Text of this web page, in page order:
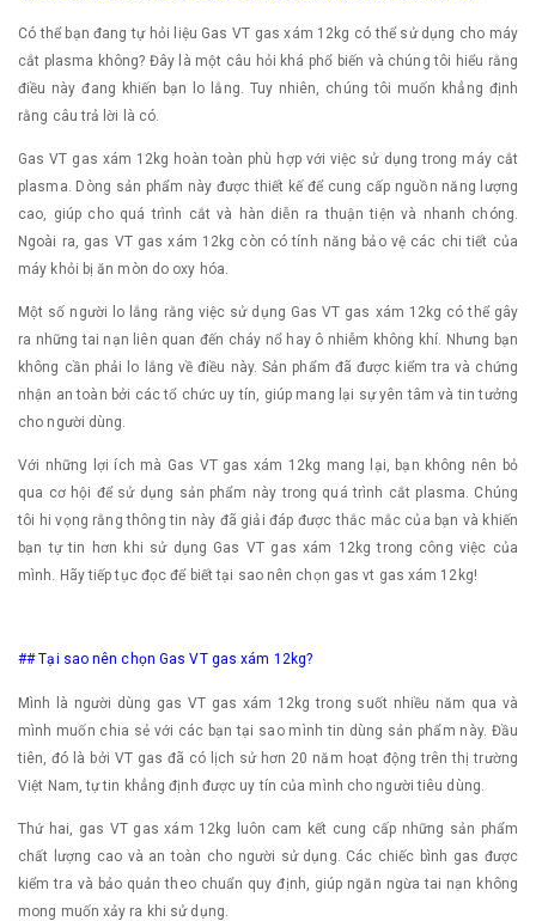
Có thể bạn đang tự hỏi liệu Gas VT gas xám 12kg có thể sử dụng cho máy
cắt plasma không? Đây là một câu hỏi khá phổ biến và chúng tôi hiểu rằng
điều này đang khiến bạn lo lắng. Tuy nhiên, chúng tôi muốn khẳng định
rằng câu trả lời là có.
Gas VT gas xám 12kg hoàn toàn phù hợp với việc sử dụng trong máy cắt
plasma. Dòng sản phẩm này được thiết kế để cung cấp nguồn năng lượng
cao, giúp cho quá trình cắt và hàn diễn ra thuận tiện và nhanh chóng.
Ngoài ra, gas VT gas xám 12kg còn có tính năng bảo vệ các chi tiết của
máy khỏi bị ăn mòn do oxy hóa.
Một số người lo lắng rằng việc sử dụng Gas VT gas xám 12kg có thể gây
ra những tai nạn liên quan đến cháy nổ hay ô nhiễm không khí. Nhưng bạn
không cần phải lo lắng về điều này. Sản phẩm đã được kiểm tra và chứng
nhận an toàn bởi các tổ chức uy tín, giúp mang lại sự yên tâm và tin tưởng
cho người dùng.
Với những lợi ích mà Gas VT gas xám 12kg mang lại, bạn không nên bỏ
qua cơ hội để sử dụng sản phẩm này trong quá trình cắt plasma. Chúng
tôi hi vọng rằng thông tin này đã giải đáp được thắc mắc của bạn và khiến
bạn tự tin hơn khi sử dụng Gas VT gas xám 12kg trong công việc của
mình. Hãy tiếp tục đọc để biết tại sao nên chọn gas vt gas xám 12kg!
## Tại sao nên chọn Gas VT gas xám 12kg?
Mình là người dùng gas VT gas xám 12kg trong suốt nhiều năm qua và
mình muốn chia sẻ với các bạn tại sao mình tin dùng sản phẩm này. Đầu
tiên, đó là bởi VT gas đã có lịch sử hơn 20 năm hoạt động trên thị trường
Việt Nam, tự tin khẳng định được uy tín của mình cho người tiêu dùng.
Thứ hai, gas VT gas xám 12kg luôn cam kết cung cấp những sản phẩm
chất lượng cao và an toàn cho người sử dụng. Các chiếc bình gas được
kiểm tra và bảo quản theo chuẩn quy định, giúp ngăn ngừa tai nạn không
mong muốn xảy ra khi sử dụng.